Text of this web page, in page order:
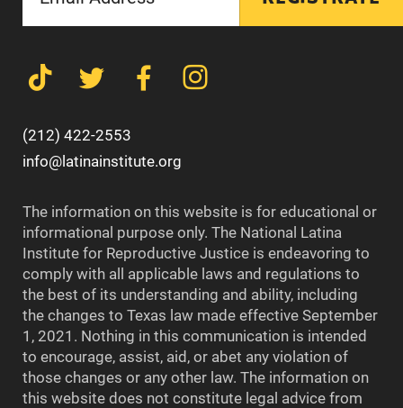
(212) 422-2553
info@latinainstitute.org
The information on this website is for educational or
informational purpose only. The National Latina
Institute for Reproductive Justice is endeavoring to
comply with all applicable laws and regulations to
the best of its understanding and ability, including
the changes to Texas law made effective September
1, 2021. Nothing in this communication is intended
to encourage, assist, aid, or abet any violation of
those changes or any other law. The information on
this website does not constitute legal advice from